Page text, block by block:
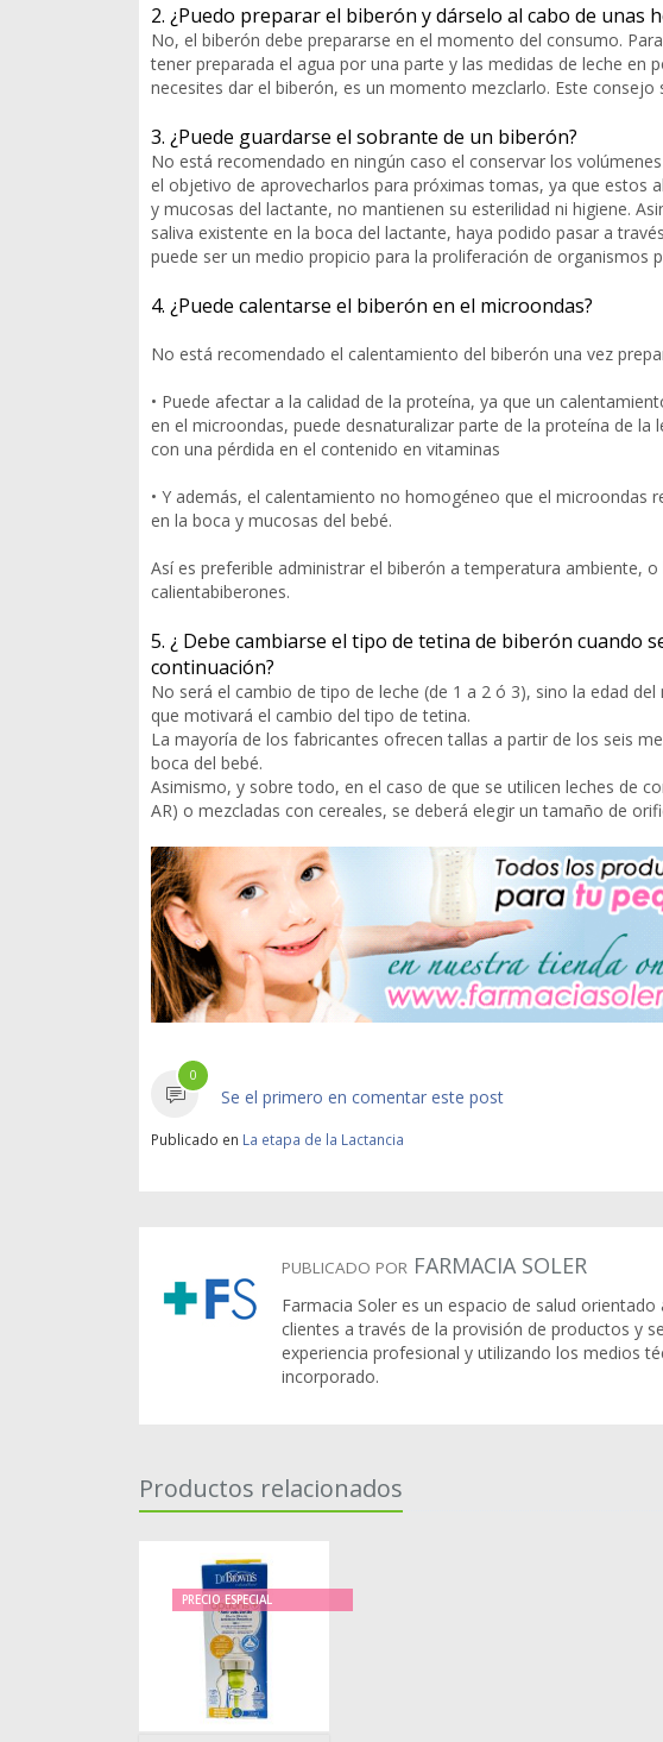
2. ¿Puedo preparar el biberón y dárselo al cabo de unas
No, el biberón debe prepararse en el momento del consumo.
tener preparada el agua por una parte y las medidas de leche en
necesites dar el biberón, es un momento mezclarlo. Este consejo
3. ¿Puede guardarse el sobrante de un biberón?
No está recomendado en ningún caso el conservar los
el objetivo de aprovecharlos para próximas tomas, ya que estos
y mucosas del lactante, no mantienen su esterilidad ni higiene.
saliva existente en la boca del lactante, haya podido pasar a
puede ser un medio propicio para la proliferación de organismos
4. ¿Puede calentarse el biberón en el microondas?
No está recomendado el calentamiento del biberón una vez
• Puede afectar a la calidad de la proteína, ya que un
en el microondas, puede desnaturalizar parte de la proteína de
con una pérdida en el contenido en vitaminas
• Y además, el calentamiento no homogéneo que el microondas
en la boca y mucosas del bebé.
Así es preferible administrar el biberón a temperatura ambiente,
calientabiberones.
5. ¿ Debe cambiarse el tipo de tetina de biberón cuando
continuación?
No será el cambio de tipo de leche (de 1 a 2 ó 3), sino la edad
que motivará el cambio del tipo de tetina.
La mayoría de los fabricantes ofrecen tallas a partir de los seis
boca del bebé.
Asimismo, y sobre todo, en el caso de que se utilicen leches de
AR) o mezcladas con cereales, se deberá elegir un tamaño de
0
Se el primero en comentar este post
Publicado en La etapa de la Lactancia
PUBLICADO POR FARMACIA SOLER
Farmacia Soler es un espacio de salud
clientes a través de la provisión de productos y
experiencia profesional y utilizando los medios
incorporado.
Productos relacionados
PRECIO ESPECIAL